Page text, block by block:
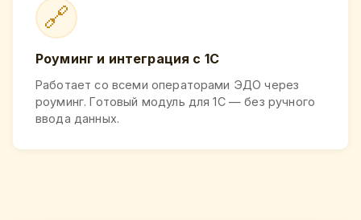
🔗
Роуминг и интеграция с 1С
Работает со всеми операторами ЭДО через
роуминг. Готовый модуль для 1С — без ручного
ввода данных.